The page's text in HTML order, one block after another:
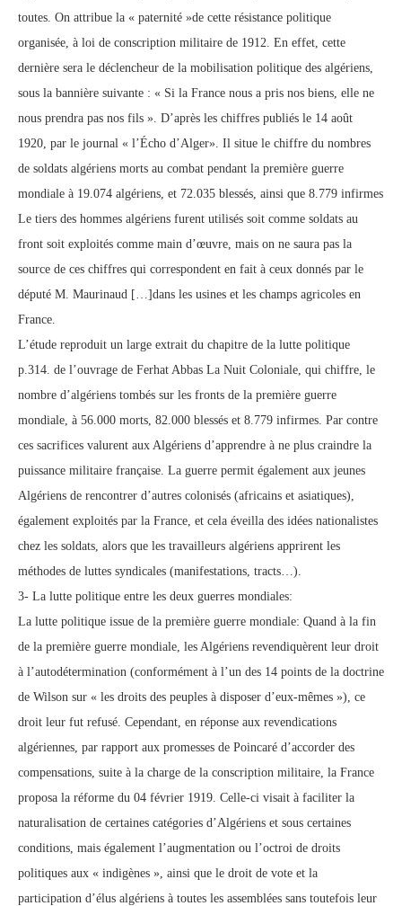
toutes. On attribue la « paternité »de cette résistance politique
organisée, à loi de conscription militaire de 1912. En effet, cette
dernière sera le déclencheur de la mobilisation politique des algériens,
sous la bannière suivante : « Si la France nous a pris nos biens, elle ne
nous prendra pas nos fils ». D’après les chiffres publiés le 14 août
1920, par le journal « l’Écho d’Alger». Il situe le chiffre du nombres
de soldats algériens morts au combat pendant la première guerre
mondiale à 19.074 algériens, et 72.035 blessés, ainsi que 8.779 infirmes
Le tiers des hommes algériens furent utilisés soit comme soldats au
front soit exploités comme main d’œuvre, mais on ne saura pas la
source de ces chiffres qui correspondent en fait à ceux donnés par le
député M. Maurinaud […]dans les usines et les champs agricoles en
France.
L’étude reproduit un large extrait du chapitre de la lutte politique
p.314. de l’ouvrage de Ferhat Abbas La Nuit Coloniale, qui chiffre, le
nombre d’algériens tombés sur les fronts de la première guerre
mondiale, à 56.000 morts, 82.000 blessés et 8.779 infirmes. Par contre
ces sacrifices valurent aux Algériens d’apprendre à ne plus craindre la
puissance militaire française. La guerre permit également aux jeunes
Algériens de rencontrer d’autres colonisés (africains et asiatiques),
également exploités par la France, et cela éveilla des idées nationalistes
chez les soldats, alors que les travailleurs algériens apprirent les
méthodes de luttes syndicales (manifestations, tracts…).
3- La lutte politique entre les deux guerres mondiales:
La lutte politique issue de la première guerre mondiale: Quand à la fin
de la première guerre mondiale, les Algériens revendiquèrent leur droit
à l’autodétermination (conformément à l’un des 14 points de la doctrine
de Wilson sur « les droits des peuples à disposer d’eux-mêmes »), ce
droit leur fut refusé. Cependant, en réponse aux revendications
algériennes, par rapport aux promesses de Poincaré d’accorder des
compensations, suite à la charge de la conscription militaire, la France
proposa la réforme du 04 février 1919. Celle-ci visait à faciliter la
naturalisation de certaines catégories d’Algériens et sous certaines
conditions, mais également l’augmentation ou l’octroi de droits
politiques aux « indigènes », ainsi que le droit de vote et la
participation d’élus algériens à toutes les assemblées sans toutefois leur